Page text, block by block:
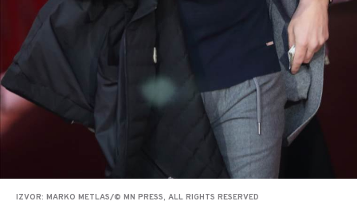
IZVOR: MARKO METLAS/© MN PRESS, ALL RIGHTS RESERVED